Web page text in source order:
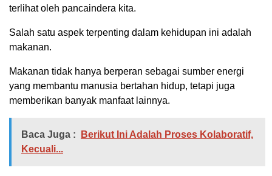
terlihat oleh pancaindera kita.
Salah satu aspek terpenting dalam kehidupan ini adalah
makanan.
Makanan tidak hanya berperan sebagai sumber energi
yang membantu manusia bertahan hidup, tetapi juga
memberikan banyak manfaat lainnya.
Baca Juga :
Berikut Ini Adalah Proses Kolaboratif,
Kecuali...